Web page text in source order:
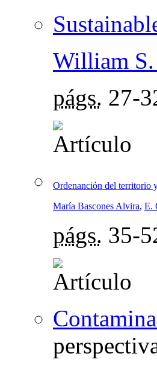
William
págs. 27-
Ordenanción del territorio
María Bascones Alvira, E.
págs. 35-